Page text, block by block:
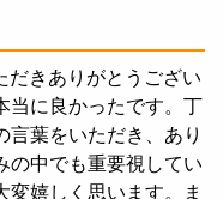
だきありがとうござい
当に良かったです。丁
言葉をいただき、あり
の中でも重要視してい
変嬉しく思います。ま